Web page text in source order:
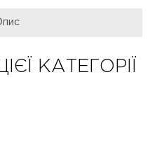
КАТЕГОРІЇ